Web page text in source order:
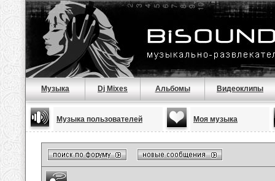
Музыка Dj Mixes Альбомы Видеоклипы
Музыка пользователей Моя музыка